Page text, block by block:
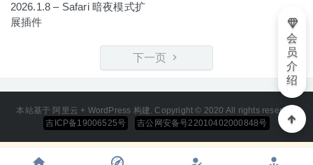
2026.1.8 – Safari 暗夜模式扩
展插件
下一页
本站基于 阿里云 + WordPress 构建. Copyright © 2020 All rights reserved
吉ICP备19006525号
吉公网安备号22010402000848号
会
员
介
绍